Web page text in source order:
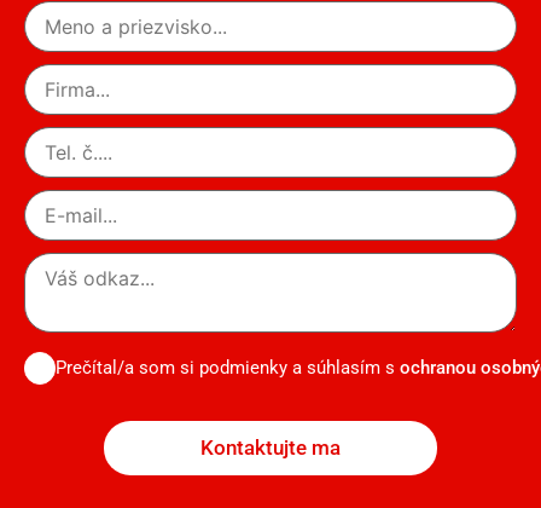
Prečítal/a som si podmienky a súhlasím sochranou
Kontaktujte ma